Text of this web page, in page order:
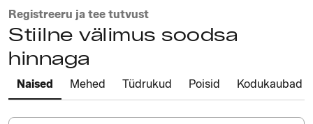
Registreeru ja tee tutvust
Stiilne välimus soodsa
hinnaga
Naised Mehed Tüdrukud Poisid Kodukaubad